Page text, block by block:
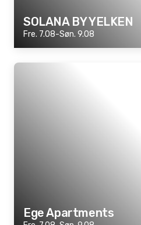
SOLANA BY YELKEN
Fre. 7.08-Søn. 9.08
Ege Apartments